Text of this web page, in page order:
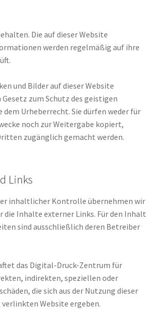
Die auf dieser Website
werden regelmäßig auf ihre
und Bilder auf dieser Website
zum Schutz des geistigen
dem Urheberrecht. Sie dürfen weder für
noch zur Weitergabe kopiert,
zugänglich gemacht werden.
Links
inhaltlicher Kontrolle übernehmen wir
die Inhalte externer Links. Für den Inhalt
sind ausschließlich deren Betreiber
das Digital-Druck-Zentrum für
indirekten, speziellen oder
die sich aus der Nutzung dieser
Website ergeben.